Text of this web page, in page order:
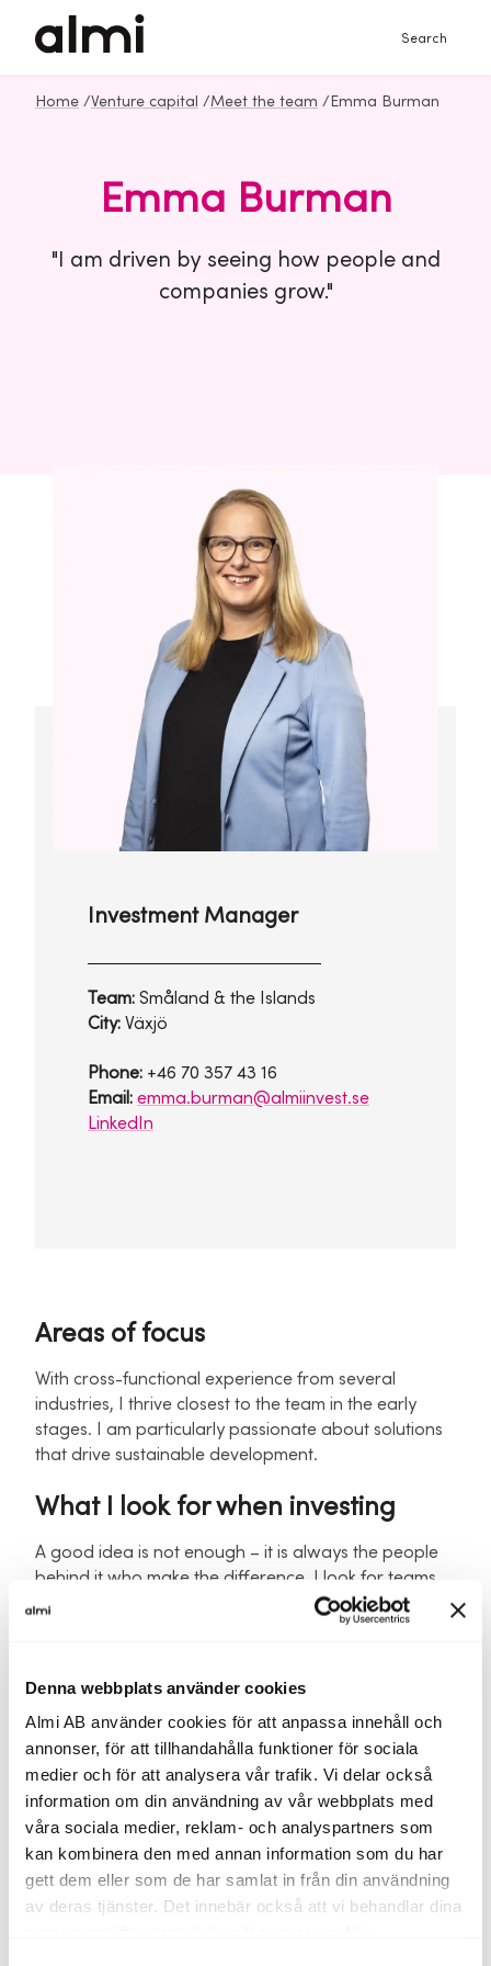
Denna webbplats använder cookies
Almi AB använder cookies för att anpassa innehåll och
annonser, för att tillhandahålla funktioner för sociala
medier och för att analysera vår trafik. Vi delar också
information om din användning av vår webbplats med
våra sociala medier, reklam- och analyspartners som
kan kombinera den med annan information som du har
gett dem eller som de har samlat in från din användning
av deras tjänster. Det innebär också att vi behandlar dina
Search
Home /Venture capital /Meet the team / Emma Burman
Emma Burman
"I am driven by seeing how people and
companies grow."
Investment Manager
Team: Småland & the Islands
City: Växjö
Phone: +46 70 357 43 16
Email: emma.burman@almiinvest.se
LinkedIn
Areas of focus
With cross-functional experience from several
industries, I thrive closest to the team in the early
stages. I am particularly passionate about solutions
that drive sustainable development.
What I look for when investing
A good idea is not enough – it is always the people
behind it who make the difference. I look for teams
with drive, openness and the ability to grow into their
Previous experience
I have more than 20 years of experience in
innovation support in roles such as business
developer, innovation advisor, incubator CEO and
leader within a university holding company. In a
region like ours, breadth is essential – I have worked
with companies across many different industries and
developed a strong ability to quickly understand
diverse business models and needs.